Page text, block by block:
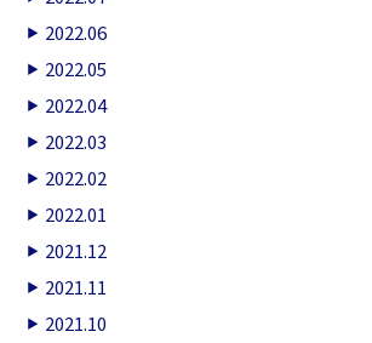
2022.06
2022.05
2022.04
2022.03
2022.02
2022.01
2021.12
2021.11
2021.10